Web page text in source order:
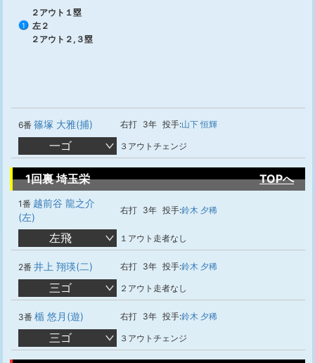
２アウト１塁
1
左２
２アウト２,３塁
6番 篠塚 大雅(捕) 右打 3年 投手:山下 恒輝
一ゴ ３アウトチェンジ
1回裏 埼玉栄 TOPへ
1番 越前谷 龍之介
(左)
右打 3年 投手:鈴木 夕稀
左飛 １アウト走者なし
2番 井上 翔瑛(二) 右打 3年 投手:鈴木 夕稀
三ゴ ２アウト走者なし
3番 楯 悠月(遊) 右打 3年 投手:鈴木 夕稀
三ゴ ３アウトチェンジ